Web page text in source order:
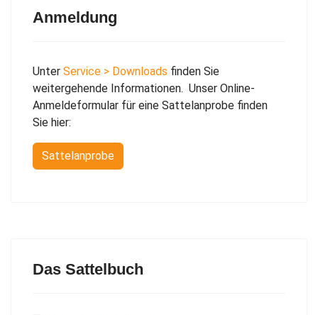
Anmeldung
Unter Service > Downloads finden Sie
weitergehende Informationen. Unser Online-
Anmeldeformular für eine Sattelanprobe finden
Sie hier:
Sattelanprobe
Das Sattelbuch